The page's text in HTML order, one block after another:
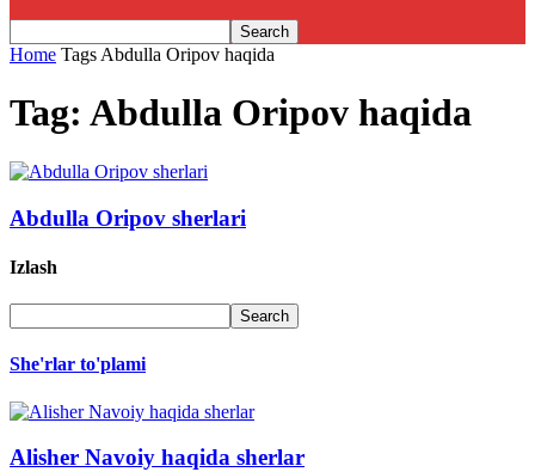
Home Tags Abdulla Oripov haqida
Tag: Abdulla Oripov haqida
Abdulla Oripov sherlari
Izlash
She'rlar to'plami
Alisher Navoiy haqida sherlar